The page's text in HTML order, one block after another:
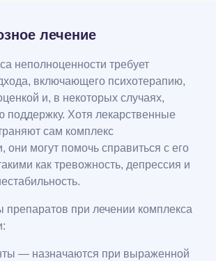
лечение
неполноценности требует
включающего психотерапию,
и, в некоторых случаях,
поддержку. Хотя лекарственные
сам комплекс
они могут помочь справиться с его
как тревожность, депрессия и
при лечении комплекса
— назначаются при выраженной